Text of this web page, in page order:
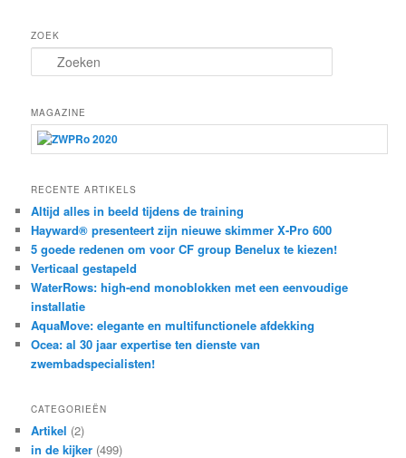
ZOEK
o
k
e
n
MAGAZINE
RECENTE ARTIKELS
Altijd alles in beeld tijdens de training
Hayward® presenteert zijn nieuwe skimmer X-Pro 600
5 goede redenen om voor CF group Benelux te kiezen!
Verticaal gestapeld
WaterRows: high-end monoblokken met een eenvoudige
installatie
AquaMove: elegante en multifunctionele afdekking
Ocea: al 30 jaar expertise ten dienste van
zwembadspecialisten!
CATEGORIEËN
Artikel (2)
in de kijker (499)